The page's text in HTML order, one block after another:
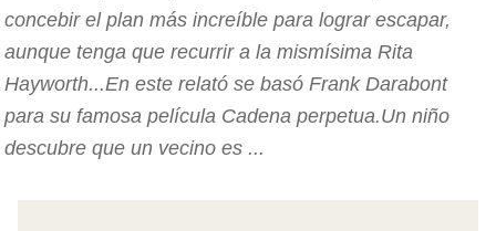
concebir el plan más increíble para lograr escapar,
aunque tenga que recurrir a la mismísima Rita
Hayworth...En este relató se basó Frank Darabont
para su famosa película Cadena perpetua.Un niño
descubre que un vecino es ...